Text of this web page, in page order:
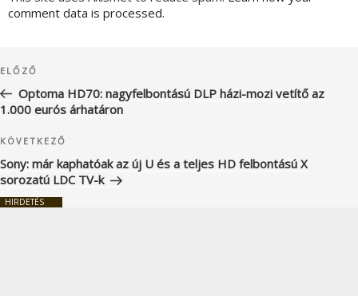
comment data is processed.
navigáció
Korábbi
bejegyzés
ELŐZŐ
Optoma HD70: nagyfelbontású DLP házi-mozi vetítő az
1.000 eurós árhatáron
Következő
bejegyzés
KÖVETKEZŐ
Sony: már kaphatóak az új U és a teljes HD felbontású X
sorozatú LDC TV-k
HIRDETÉS